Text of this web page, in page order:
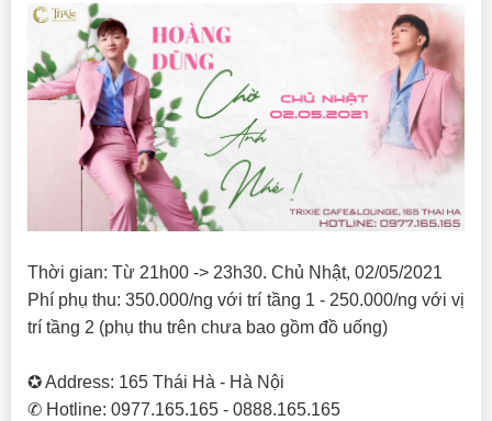
Thời gian: Từ 21h00 -> 23h30. Chủ Nhật, 02/05/2021
Phí phụ thu: 350.000/ng với trí tầng 1 - 250.000/ng với vị
trí tầng 2 (phụ thu trên chưa bao gồm đồ uống)
✪ Address: 165 Thái Hà - Hà Nội
✆ Hotline: 0977.165.165 - 0888.165.165